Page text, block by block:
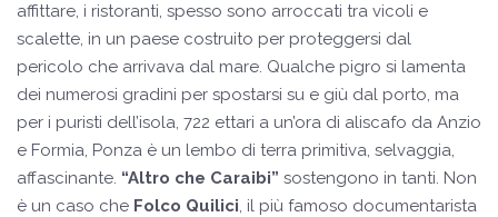
affittare, i ristoranti, spesso sono arroccati tra vicoli e
scalette, in un paese costruito per proteggersi dal
pericolo che arrivava dal mare. Qualche pigro si lamenta
dei numerosi gradini per spostarsi su e giù dal porto, ma
per i puristi dell’isola, 722 ettari a un’ora di aliscafo da Anzio
e Formia, Ponza è un lembo di terra primitiva, selvaggia,
affascinante. “Altro che Caraibi” sostengono in tanti. Non
è un caso che Folco Quilici, il più famoso documentarista